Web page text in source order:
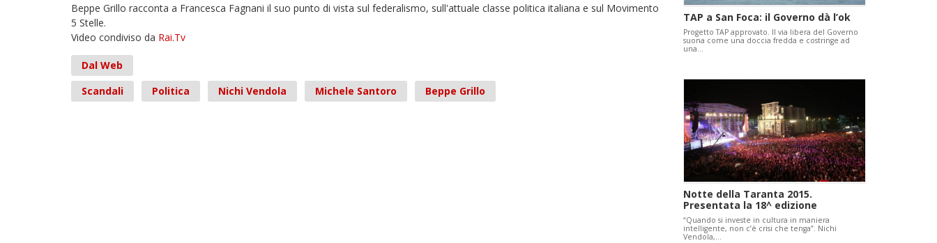
Beppe Grillo racconta a Francesca Fagnani il suo punto di vista sul federalismo, sull'attuale classe politica italiana e sul Movimento
5 Stelle.
Video condiviso da Rai.Tv
Dal Web
Scandali
Politica Nichi Vendola Michele Santoro Beppe Grillo
TAP a San Foca: il Governo dà l’ok
Progetto TAP approvato. Il via libera del Governo
suona come una doccia fredda e costringe ad
una…
Notte della Taranta 2015.
Presentata la 18^ edizione
“Quando si investe in cultura in maniera
intelligente, non c’è crisi che tenga”. Nichi
Vendola,…